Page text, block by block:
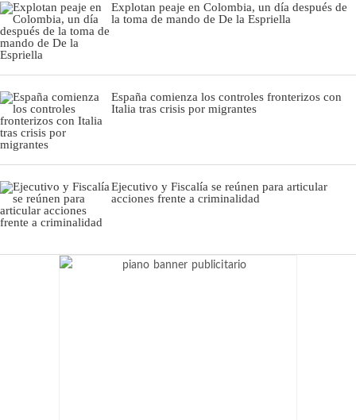
Explotan peaje en Colombia, un día después de
la toma de mando de De la Espriella
España comienza los controles fronterizos con
Italia tras crisis por migrantes
Ejecutivo y Fiscalía se reúnen para articular
acciones frente a criminalidad